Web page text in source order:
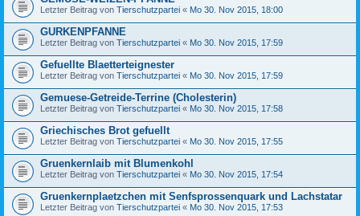
Letzter Beitrag von Tierschutzpartei « Mo 30. Nov 2015, 18:00
GURKENPFANNE
Letzter Beitrag von Tierschutzpartei « Mo 30. Nov 2015, 17:59
Gefuellte Blaetterteignester
Letzter Beitrag von Tierschutzpartei « Mo 30. Nov 2015, 17:59
Gemuese-Getreide-Terrine (Cholesterin)
Letzter Beitrag von Tierschutzpartei « Mo 30. Nov 2015, 17:58
Griechisches Brot gefuellt
Letzter Beitrag von Tierschutzpartei « Mo 30. Nov 2015, 17:55
Gruenkernlaib mit Blumenkohl
Letzter Beitrag von Tierschutzpartei « Mo 30. Nov 2015, 17:54
Gruenkernplaetzchen mit Senfsprossenquark und Lachstatar
Letzter Beitrag von Tierschutzpartei « Mo 30. Nov 2015, 17:53